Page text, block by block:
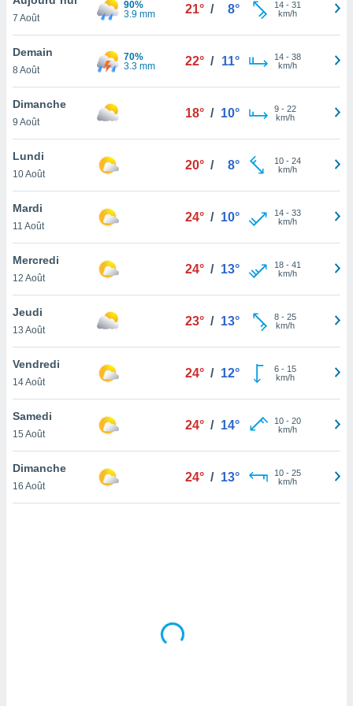
et
»,
au
vous
qu'ils
ou
le
ainsi
un
la
du
en
de
7 Août
90%
3.9 mm
21° / 8° 14- 31
km/h
Demain
8 Août
70%
3.3 mm
22° / 11° 14- 38
km/h
Dimanche
9 Août
18° / 10° 9- 22
km/h
Lundi
10 Août
20° / 8° 10- 24
km/h
Mardi
11 Août
24° / 10° 14- 33
km/h
Mercredi
12 Août
24° / 13° 18- 41
km/h
Jeudi
13 Août
23° / 13° 8- 25
km/h
Vendredi
14 Août
24° / 12° 6- 15
km/h
Samedi
15 Août
24° / 14° 10- 20
km/h
Dimanche
16 Août
24° / 13° 10- 25
km/h